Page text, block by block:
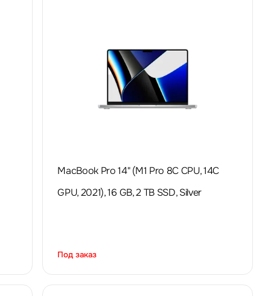
MacBook Pro 14" (M1 Pro 8C CPU, 14C
GPU, 2021), 16 GB, 2 TB SSD, Silver
Под заказ